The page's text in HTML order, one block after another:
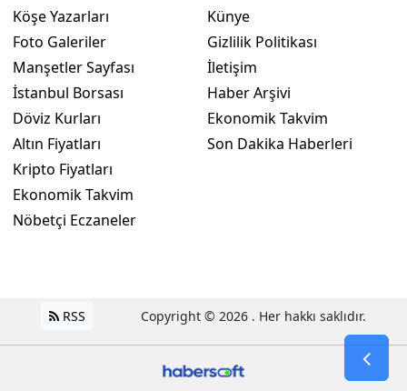
Köşe Yazarları
Foto Galeriler
Manşetler Sayfası
İstanbul Borsası
Döviz Kurları
Altın Fiyatları
Kripto Fiyatları
Ekonomik Takvim
Nöbetçi Eczaneler
Künye
Gizlilik Politikası
İletişim
Haber Arşivi
Ekonomik Takvim
Son Dakika Haberleri
RSS Copyright © 2026 . Her hakkı saklıdır.